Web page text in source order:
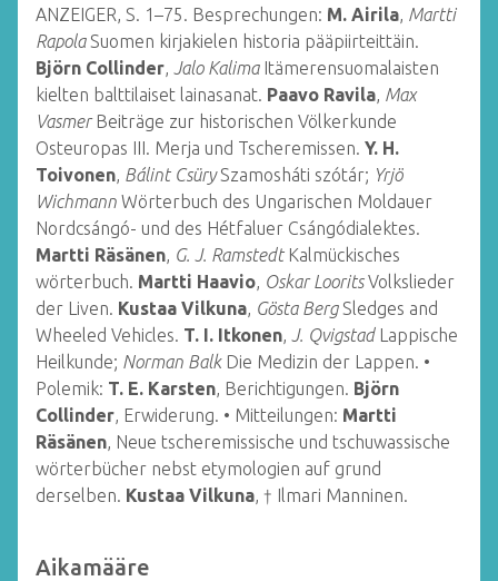
ANZEIGER, S. 1–75. Besprechungen: M. Airila, Martti
RapolaSuomen kirjakielen historia pääpiirteittäin.
Björn Collinder, Jalo Kalima Itämerensuomalaisten
kielten balttilaiset lainasanat. Paavo Ravila, Max
Vasmer Beiträge zur historischen Völkerkunde
Osteuropas III. Merja und Tscheremissen. Y. H.
Toivonen, Bálint CsürySzamosháti szótár; Yrjö
Wichmann Wörterbuch des Ungarischen Moldauer
Nordcsángó- und des Hétfaluer Csángódialektes.
Martti Räsänen, G. J. Ramstedt Kalmückisches
wörterbuch. Martti Haavio, Oskar LooritsVolkslieder
der Liven. Kustaa Vilkuna, Gösta BergSledges and
Wheeled Vehicles. T. I. Itkonen, J. QvigstadLappische
Heilkunde; Norman BalkDie Medizin der Lappen. •
Polemik: T. E. Karsten, Berichtigungen. Björn
Collinder, Erwiderung. • Mitteilungen: Martti
Räsänen, Neue tscheremissische und tschuwassische
wörterbücher nebst etymologien auf grund
derselben. Kustaa Vilkuna, † Ilmari Manninen.
Aikamääre